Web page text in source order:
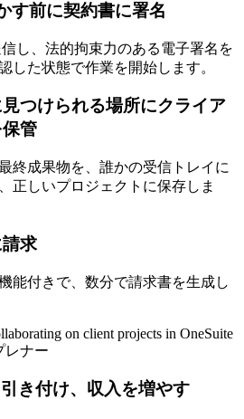
す前に契約書に署名
し、法的拘束力のある電子署名を
した状態で作業を開始します。
つけられる場所にクライア
管
終成果物を、誰かの受信トレイに
正しいプロジェクトに保存しま
求
能付きで、数分で請求書を生成し
レナー
き付け、収入を増やす